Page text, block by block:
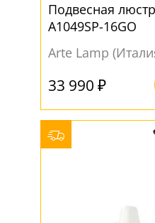
Подвесная
A1049SP-16GO
Arte Lamp
33 990 ₽